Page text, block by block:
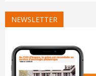
NEWSLETTER